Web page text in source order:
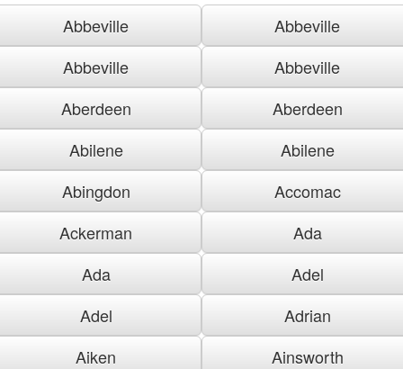
Abbeville
Abbeville
Abbeville
Abbeville
Aberdeen
Aberdeen
Abilene
Abilene
Abingdon
Accomac
Ackerman
Ada
Ada
Adel
Adel
Adrian
Aiken
Ainsworth